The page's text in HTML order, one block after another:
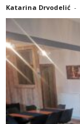
Katarina Drvodelić -